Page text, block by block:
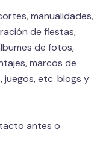
manualidades,
de fiestas,
de fotos,
marcos de
etc. blogs y
antes o